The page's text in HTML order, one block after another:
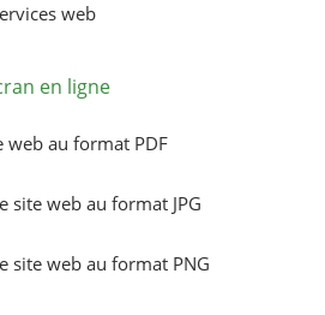
web
en ligne
web au format PDF
site web au format JPG
site web au format PNG